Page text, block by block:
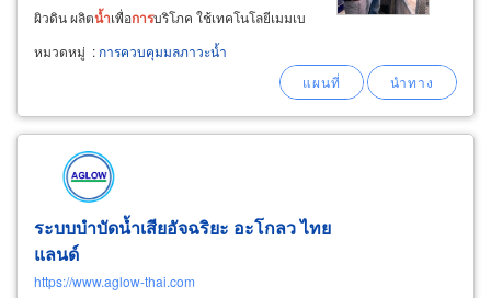
ผิวดิน ผลิตน้ำเพื่อการบริโภค ใช้เทคโนโลยีเมมเบ
รน ชนิด อัลตราฟิลเตชั่น (ultra filtration; uf) ระบบ
ประปาอัตโนมัติ uf, mf, ro รับแก้ปัญหาในระบบ
หมวดหมู่ : การควบคุมมลภาวะน้ำ
ระบบบำบัดน้ำเสียอัจฉริยะ อะโกลว ไทย
แลนด์
https://www.aglow-thai.com